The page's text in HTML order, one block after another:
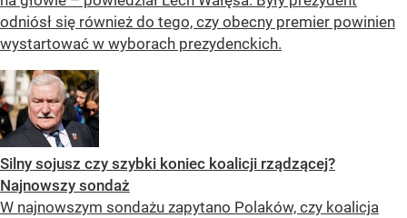
odniósł się również do tego, czy obecny premier powinien
wystartować w wyborach prezydenckich.
Silny sojusz czy szybki koniec koalicji rządzącej?
Najnowszy sondaż
W najnowszym sondażu zapytano Polaków, czy koalicja